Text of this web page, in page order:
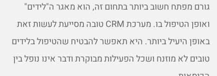
גורם מפתח חשוב ביותר בתחום זה, הוא מאגר ה"לידים"
ואופן הטיפול בו. מערכת CRM טובה מסייעת לעשות זאת
באופן היעיל ביותר. היא תאפשר להבטיח שהטיפול בלידים
טובים לא מוזנח ושכל הפעילות מבוקרת ודבר אינו נופל בין